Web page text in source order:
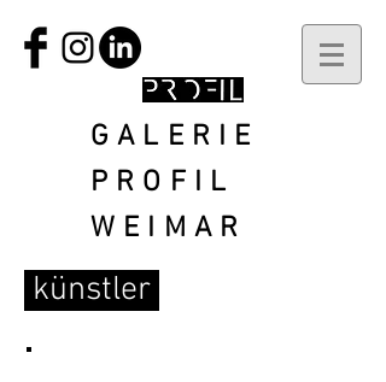
GALERIE
PROFIL
WEIMAR
künstler